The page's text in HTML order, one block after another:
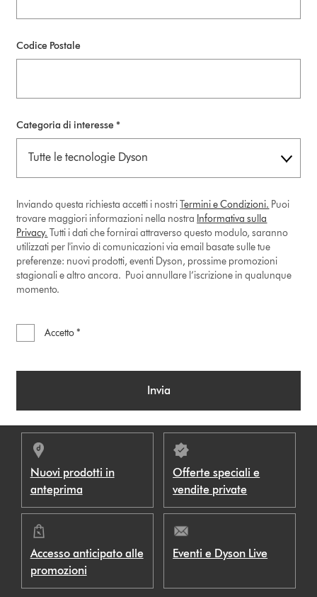
Codice Postale
Categoria di interesse *
Inviando questa richiesta accetti i nostriTermini e Condizioni. Puoi
trovare maggiori informazioni nella nostra Informativa sulla
Privacy. Tutti i dati che fornirai attraverso questo modulo, saranno
utilizzati per l'invio di comunicazioni via email basate sulle tue
preferenze: nuovi prodotti, eventi Dyson, prossime promozioni
stagionali e altro ancora. Puoi annullare l’iscrizione in qualunque
momento.
Accetto *
Invia
Nuovi prodotti in
anteprima
Offerte speciali e
vendite private
Accesso anticipato alle
promozioni
Eventi e Dyson Live